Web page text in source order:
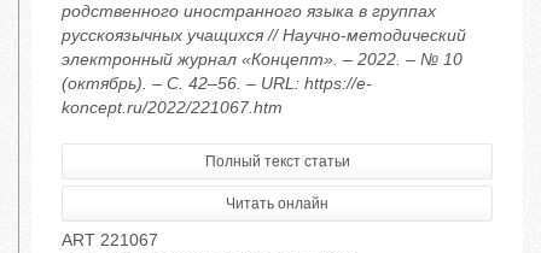
родственного иностранного языка в группах
русскоязычных учащихся // Научно-методический
электронный журнал «Концепт». – 2022. – № 10
(октябрь). – С. 42–56. – URL: https://e-
koncept.ru/2022/221067.htm
Полный текст статьи
Читать онлайн
ART 221067